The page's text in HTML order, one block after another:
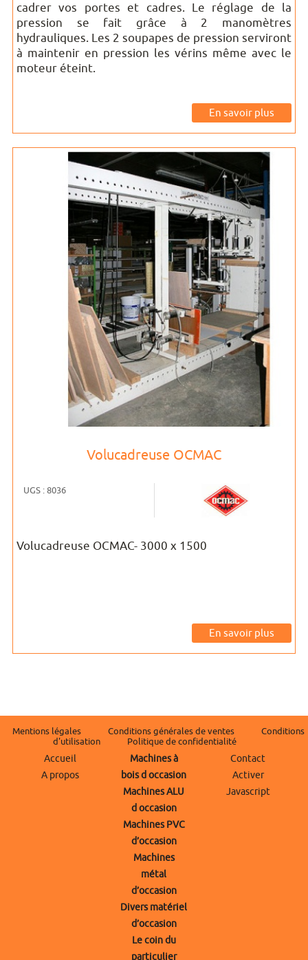
cadrer vos portes et cadres. Le réglage de la
pression se fait grâce à 2 manomètres
hydrauliques. Les 2 soupapes de pression serviront
à maintenir en pression les vérins même avec le
moteur éteint.
En savoir plus
Volucadreuse OCMAC
UGS : 8036
Volucadreuse OCMAC- 3000 x 1500
En savoir plus
Mentions légales Conditions générales de ventes
Conditions
d'utilisation
Politique de confidentialité
Accueil
A propos
Machines à
bois d occasion
Machines ALU
d occasion
Machines PVC
d’occasion
Machines
métal
d’occasion
Divers matériel
d’occasion
Le coin du
particulier
Contact
Activer
Javascript